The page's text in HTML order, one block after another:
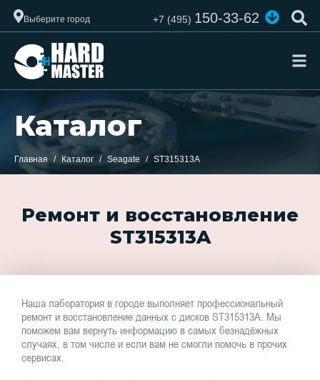
Выберите город +7 (495)150-33-62
Каталог
Главная Каталог Seagate ST315313A
Ремонт и восстановление
ST315313A
Наша лаборатория в городе выполняет профессиональный
ремонт и восстановление данных с дисков ST315313A. Мы
поможем вам вернуть информацию в самых безнадёжных
случаях, в том числе и если вам не смогли помочь в прочих
сервисах.